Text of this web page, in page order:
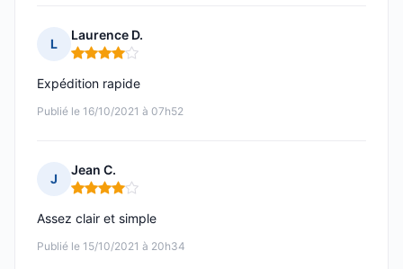
L
Laurence D.
Note : 4 sur 5
Publié le 16/10/2021 à 07h52
Expédition rapide
J
Jean C.
Note : 4 sur 5
Publié le 15/10/2021 à 20h34
Assez clair et simple